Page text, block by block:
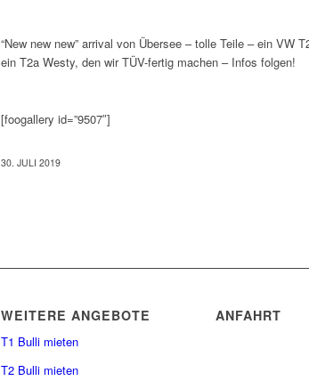
“New new new” arrival von Übersee – tolle Teile – ein VW
ein T2a Westy, den wir TÜV-fertig machen – Infos folgen!
[foogallery id=”9507″]
30. JULI 2019
WEITERE ANGEBOTE
T1 Bulli mieten
T2 Bulli mieten
ANFAHRT